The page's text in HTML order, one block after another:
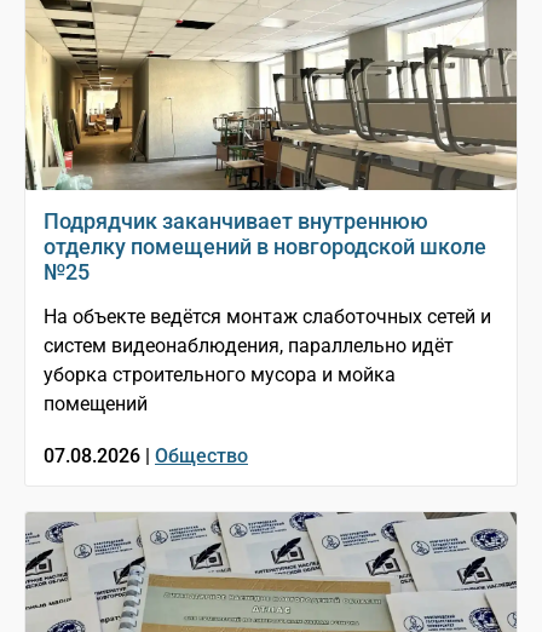
Подрядчик заканчивает внутреннюю
отделку помещений в новгородской школе
№25
На объекте ведётся монтаж слаботочных сетей и
систем видеонаблюдения, параллельно идёт
уборка строительного мусора и мойка
помещений
07.08.2026 | Общество